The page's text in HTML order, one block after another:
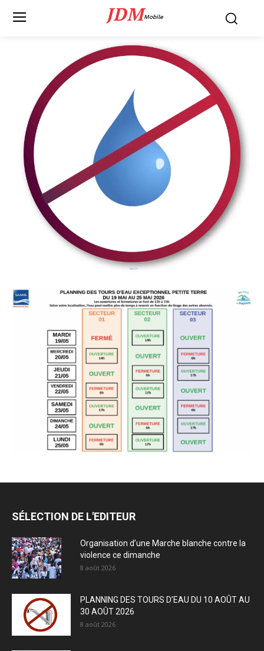
JDMMobile
SÉLECTION DE L'EDITEUR
Organisation d’une Marche blanche contre la
violence ce dimanche
8 août 2026
PLANNING DES TOURS D’EAU DU 10 AOÛT AU
30 AOÛT 2026
8 août 2026